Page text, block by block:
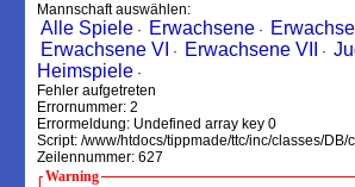
Mannschaft auswählen:
Alle Spiele · Erwachsene ·
Erwachsene VI · Erwachsene VII ·
Heimspiele ·
Fehler aufgetreten
Errornummer: 2
Errormeldung: Undefined array key 0
Script: /www/htdocs/tippmade/ttc/inc/classes/DB/
Zeilennummer: 627
Warning